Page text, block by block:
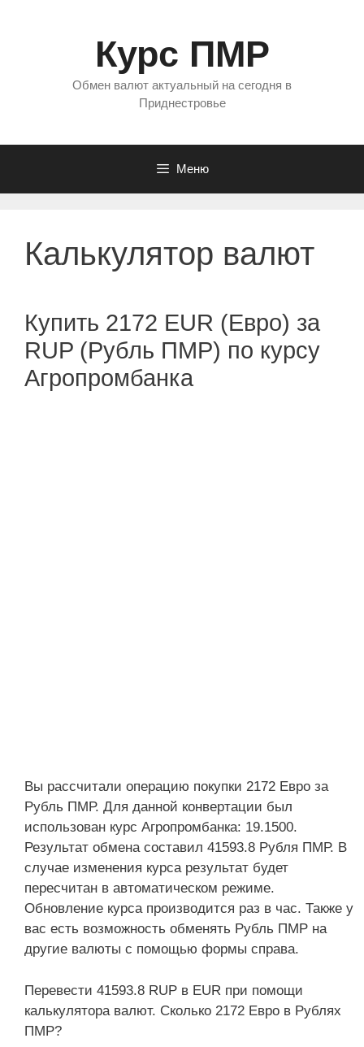
Курс ПМР
Обмен валют актуальный на сегодня в
Приднестровье
Меню
Калькулятор валют
Купить 2172 EUR (Евро) за
RUP (Рубль ПМР) по курсу
Агропромбанка
Вы рассчитали операцию покупки 2172 Евро за
Рубль ПМР. Для данной конвертации был
использован курс Агропромбанка: 19.1500.
Результат обмена составил 41593.8 Рубля ПМР. В
случае изменения курса результат будет
пересчитан в автоматическом режиме.
Обновление курса производится раз в час. Также у
вас есть возможность обменять Рубль ПМР на
другие валюты с помощью формы справа.
Перевести 41593.8 RUP в EUR при помощи
калькулятора валют. Сколько 2172 Евро в Рублях
ПМР?